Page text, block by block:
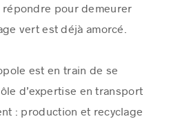
pour demeurer
vert est déjà amorcé.
est en train de se
d’expertise en transport
: production et recyclage